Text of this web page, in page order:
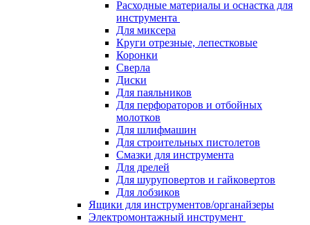
Расходные материалы и оснастка для
инструмента
Для миксера
Круги отрезные, лепестковые
Коронки
Сверла
Диски
Для паяльников
Для перфораторов и отбойных
молотков
Для шлифмашин
Для строительных пистолетов
Смазки для инструмента
Для дрелей
Для шуруповертов и гайковертов
Для лобзиков
Ящики для инструментов/органайзеры
Электромонтажный инструмент